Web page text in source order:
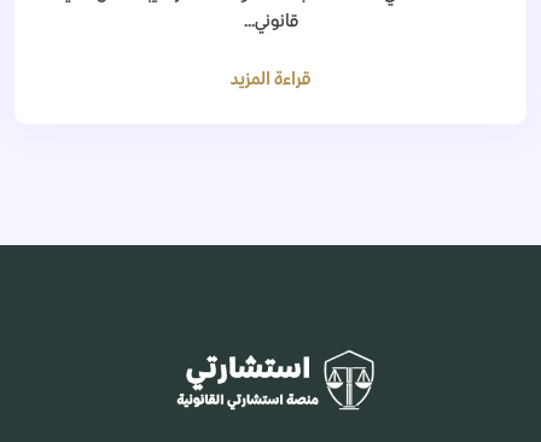
قانوني...
قراءة المزيد